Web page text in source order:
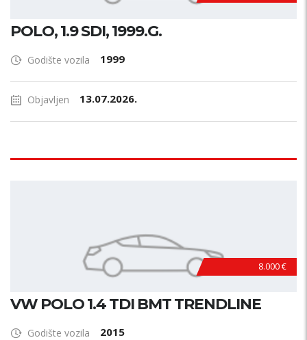
POLO, 1.9 SDI, 1999.G.
Godište vozila 1999
Objavljen 13.07.2026.
8.000 €
VW POLO 1.4 TDI BMT TRENDLINE
Godište vozila 2015